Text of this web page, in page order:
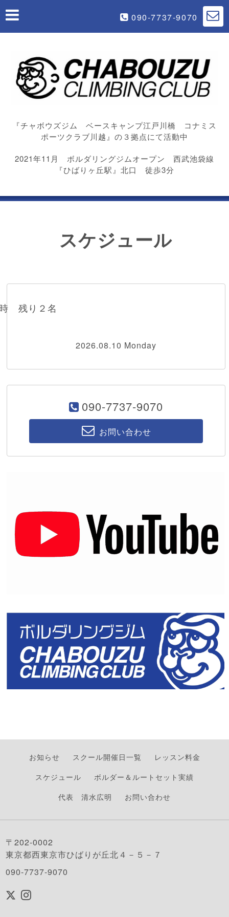
090-7737-9070
『チャボウズジム ベースキャンプ江戸川橋 コナミス
ポーツクラブ川越』の３拠点にて活動中
2021年11月 ボルダリングジムオープン 西武池袋線
『ひばりヶ丘駅』北口 徒歩3分
スケジュール
残り２名
2026.08.10 Monday
090-7737-9070
お問い合わせ
お知らせ スクール開催日一覧
レッスン料金
スケジュール
ボルダー＆ルートセット実績
代表 清水広明
お問い合わせ
〒202-0002
東京都西東京市ひばりが丘北４－５－７
090-7737-9070